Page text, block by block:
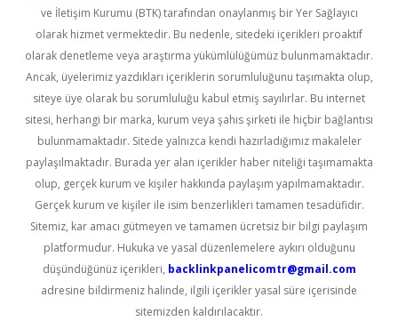
ve İletişim Kurumu (BTK) tarafından onaylanmış bir Yer Sağlayıcı
olarak hizmet vermektedir. Bu nedenle, sitedeki içerikleri proaktif
olarak denetleme veya araştırma yükümlülüğümüz bulunmamaktadır.
Ancak, üyelerimiz yazdıkları içeriklerin sorumluluğunu taşımakta olup,
siteye üye olarak bu sorumluluğu kabul etmiş sayılırlar. Bu internet
sitesi, herhangi bir marka, kurum veya şahıs şirketi ile hiçbir bağlantısı
bulunmamaktadır. Sitede yalnızca kendi hazırladığımız makaleler
paylaşılmaktadır. Burada yer alan içerikler haber niteliği taşımamakta
olup, gerçek kurum ve kişiler hakkında paylaşım yapılmamaktadır.
Gerçek kurum ve kişiler ile isim benzerlikleri tamamen tesadüfidir.
Sitemiz, kar amacı gütmeyen ve tamamen ücretsiz bir bilgi paylaşım
platformudur. Hukuka ve yasal düzenlemelere aykırı olduğunu
düşündüğünüz içerikleri, backlinkpanelicomtr@gmail.com
adresine bildirmeniz halinde, ilgili içerikler yasal süre içerisinde
sitemizden kaldırılacaktır.